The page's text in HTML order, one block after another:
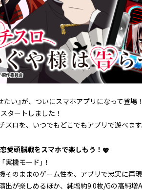
たい』が、ついにスマホアプリになって登場！
タートしました！
スロを、いつでもどこでもアプリで遊べます
愛頭脳戦をスマホで楽しもう！ 💖
機モード」！
そのままのゲーム性を、アプリで忠実に再現
出が楽しめるほか、純増約9.0枚/Gの高純